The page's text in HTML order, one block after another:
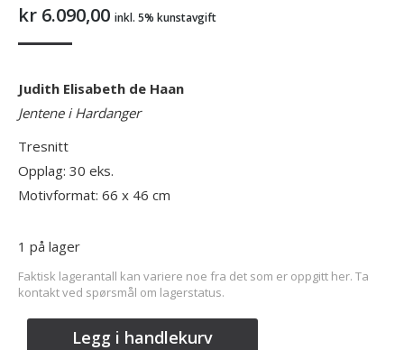
kr 6.090,00 inkl. 5% kunstavgift
Judith Elisabeth de Haan
Jentene i Hardanger
Tresnitt
Opplag: 30 eks.
Motivformat: 66 x 46 cm
1 på lager
Faktisk lagerantall kan variere noe fra det som er oppgitt her. Ta
kontakt ved spørsmål om lagerstatus.
Legg i handlekurv